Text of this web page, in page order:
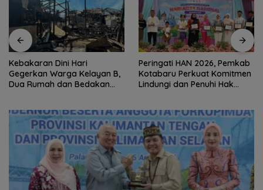
Kebakaran Dini Hari
Gegerkan Warga Kelayan B,
Dua Rumah dan Bedakan
Peringati HAN 2026, Pemkab
Kotabaru Perkuat Komitmen
Lindungi dan Penuhi Hak